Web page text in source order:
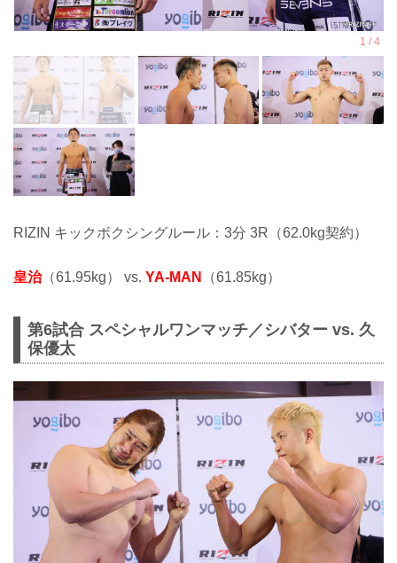
RIZIN キックボクシングルール：3分 3R（62.0kg契約）
皇治（61.95kg） vs. YA-MAN （61.85kg）
第6試合 スペシャルワンマッチ／シバター vs. 久
保優太